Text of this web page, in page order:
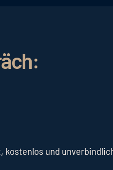
kostenlos und